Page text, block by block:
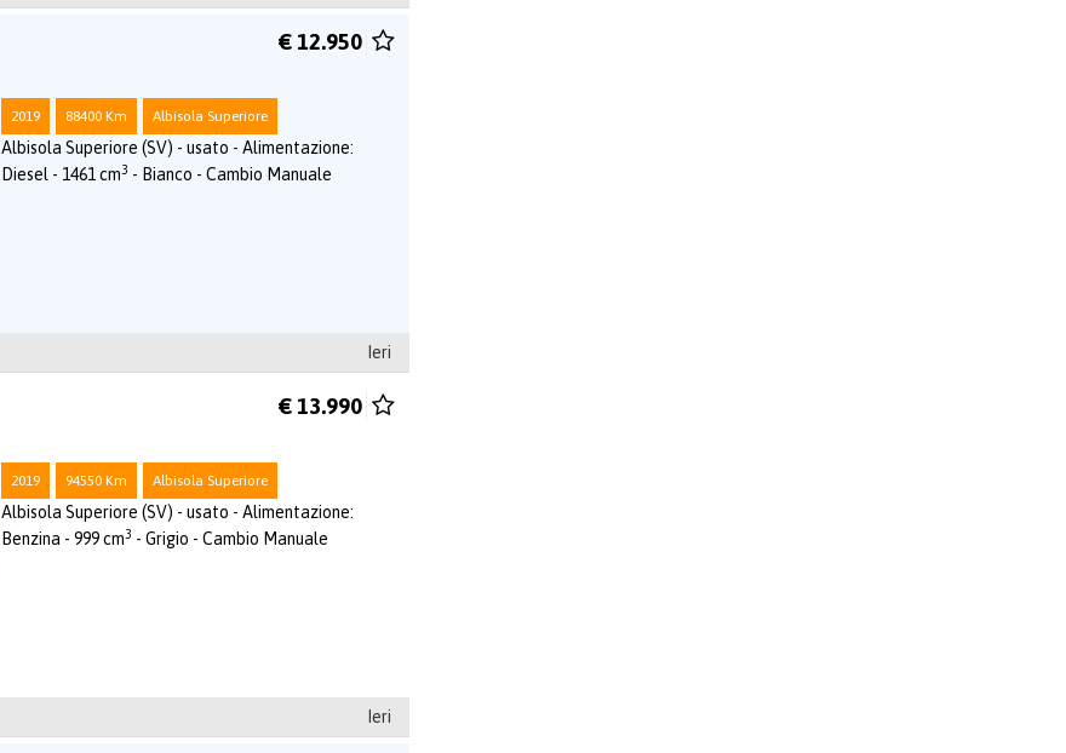
€ 12.950
2019 88400 Km Albisola Superiore
Albisola Superiore (SV) - usato - Alimentazione:
Diesel - 1461 cm3 - Bianco - Cambio Manuale
Ieri
€ 13.990
2019 94550 Km Albisola Superiore
Albisola Superiore (SV) - usato - Alimentazione:
Benzina - 999 cm3 - Grigio - Cambio Manuale
Ieri